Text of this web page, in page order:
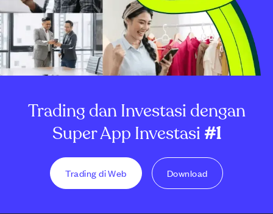
Trading dan Investasi dengan
Super App Investasi#1
Trading di Web Download